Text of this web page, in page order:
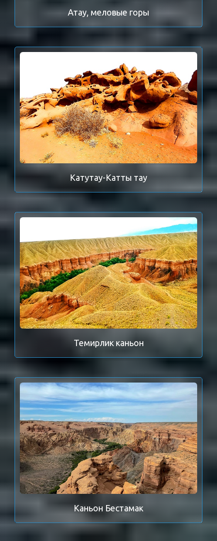
Атау, меловые горы
Катутау-Катты тау
Темирлик каньон
Каньон Бестамак